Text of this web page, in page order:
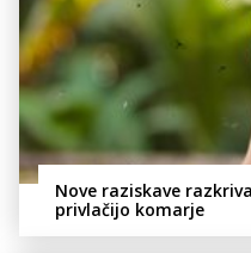
Nove raziskave
privlačijo komarje